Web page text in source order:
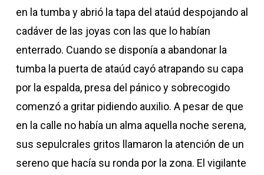
en la tumba y abrió la tapa del ataúd despojando al
cadáver de las joyas con las que lo habían
enterrado. Cuando se disponía a abandonar la
tumba la puerta de ataúd cayó atrapando su capa
por la espalda, presa del pánico y sobrecogido
comenzó a gritar pidiendo auxilio. A pesar de que
en la calle no había un alma aquella noche serena,
sus sepulcrales gritos llamaron la atención de un
sereno que hacía su ronda por la zona. El vigilante